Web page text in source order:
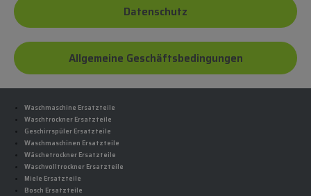
Datenschutz
Allgemeine Geschäftsbedingungen
Waschmaschine Ersatzteile
Waschtrockner Ersatzteile
Geschirrspüler Ersatzteile
Waschmaschinen Ersatzteile
Wäschetrockner Ersatzteile
Waschvolltrockner Ersatzteile
Miele Ersatzteile
Bosch Ersatzteile